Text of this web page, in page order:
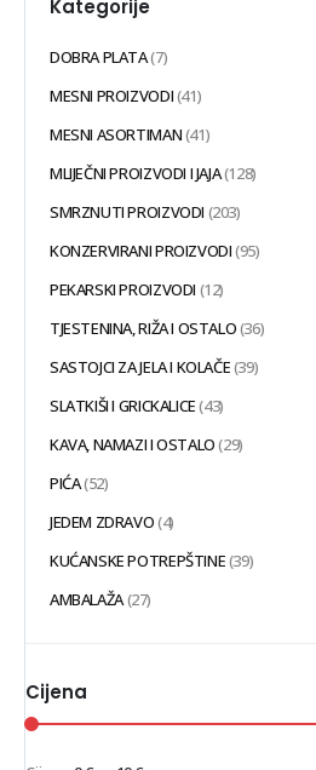
Kategorije
DOBRA PLATA(7)
MESNI PROIZVODI(41)
MESNI ASORTIMAN(41)
MLIJEČNI PROIZVODI I JAJA(128)
SMRZNUTI PROIZVODI (203)
KONZERVIRANI PROIZVODI(95)
PEKARSKI PROIZVODI (12)
TJESTENINA, RIŽA I OSTALO(36)
SASTOJCI ZA JELA I KOLAČE(39)
SLATKIŠI I GRICKALICE(43)
KAVA, NAMAZI I OSTALO(29)
PIĆA(52)
JEDEM ZDRAVO(4)
KUĆANSKE POTREPŠTINE(39)
AMBALAŽA(27)
Cijena